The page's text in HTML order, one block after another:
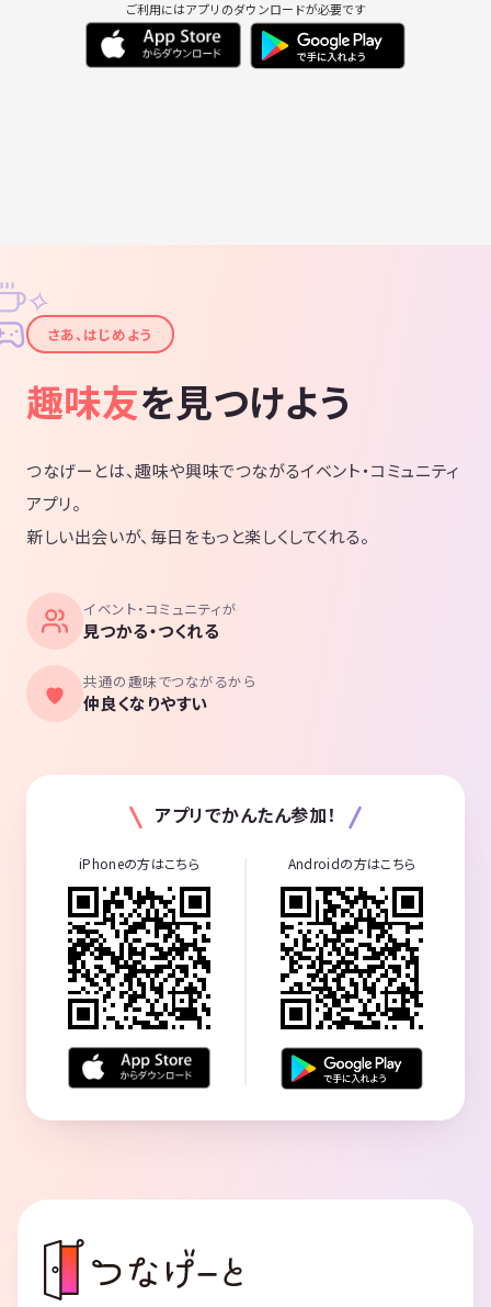
ご利用にはアプリのダウンロードが必要です
✦
✧
さあ、はじめよう
趣味友を見つけよう
つなげーとは、趣味や興味でつながるイベント・コミュニティ
アプリ。
新しい出会いが、毎日をもっと楽しくしてくれる。
イベント・コミュニティが
見つかる・つくれる
共通の趣味でつながるから
仲良くなりやすい
アプリでかんたん参加！
iPhoneの方はこちら Androidの方はこちら